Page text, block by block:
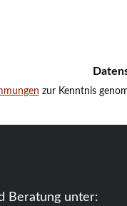
zur Kenntnis
Beratung unter: